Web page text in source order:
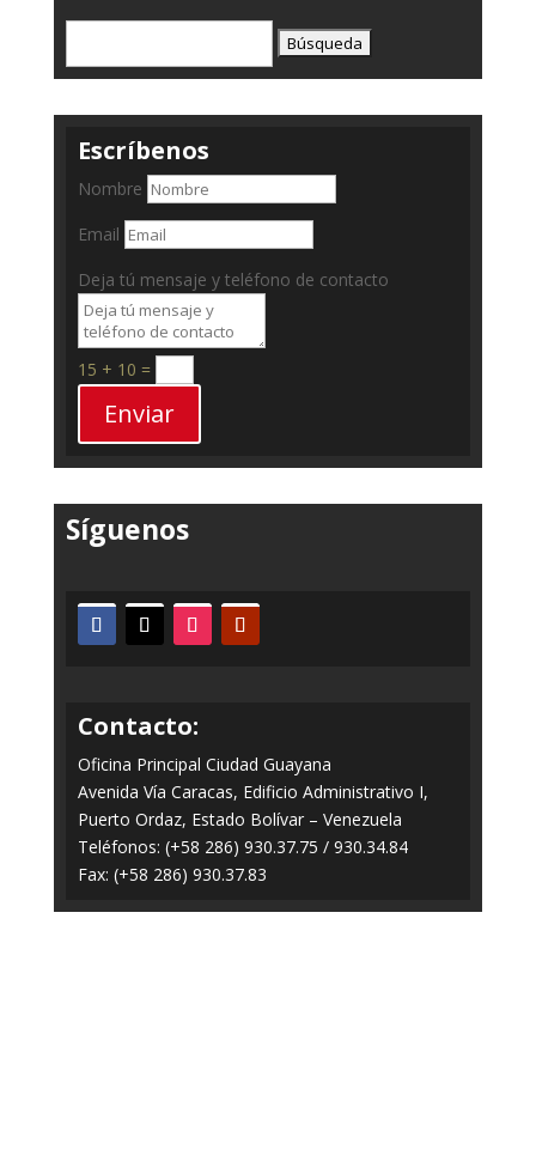
Escríbenos
Nombre
Email
Deja tú mensaje y teléfono de contacto
15 + 10 =
Enviar
Síguenos
Contacto:
Oficina Principal Ciudad Guayana
Avenida Vía Caracas, Edificio Administrativo I,
Puerto Ordaz, Estado Bolívar – Venezuela
Teléfonos: (+58 286) 930.37.75 / 930.34.84
Fax: (+58 286) 930.37.83